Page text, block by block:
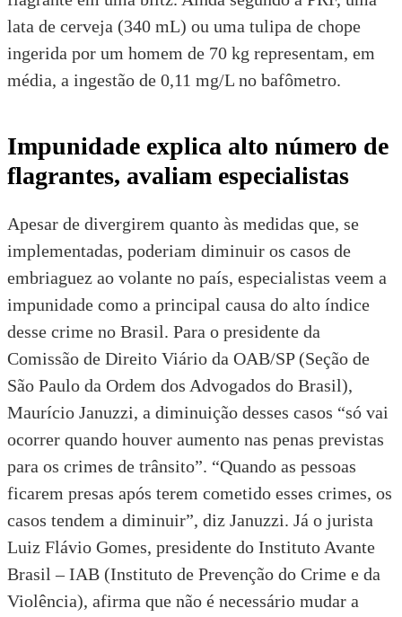
lata de cerveja (340 mL) ou uma tulipa de chope
ingerida por um homem de 70 kg representam, em
média, a ingestão de 0,11 mg/L no bafômetro.
Impunidade explica alto número de
flagrantes, avaliam especialistas
Apesar de divergirem quanto às medidas que, se
implementadas, poderiam diminuir os casos de
embriaguez ao volante no país, especialistas veem a
impunidade como a principal causa do alto índice
desse crime no Brasil. Para o presidente da
Comissão de Direito Viário da OAB/SP (Seção de
São Paulo da Ordem dos Advogados do Brasil),
Maurício Januzzi, a diminuição desses casos “só vai
ocorrer quando houver aumento nas penas previstas
para os crimes de trânsito”. “Quando as pessoas
ficarem presas após terem cometido esses crimes, os
casos tendem a diminuir”, diz Januzzi. Já o jurista
Luiz Flávio Gomes, presidente do Instituto Avante
Brasil – IAB (Instituto de Prevenção do Crime e da
Violência), afirma que não é necessário mudar a